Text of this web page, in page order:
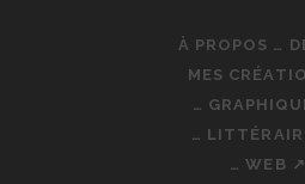
À PROPOS …
MES
…
…
… WEB ↗